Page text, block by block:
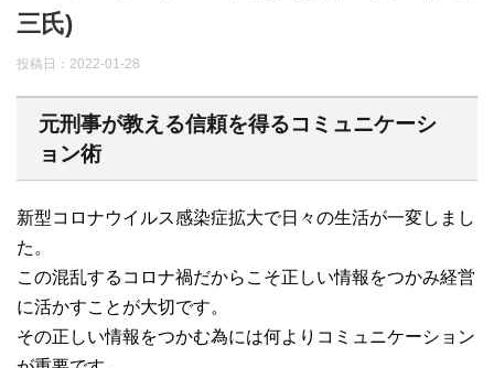
三氏)
投稿日： 2022-01-28
元刑事が教える信頼を得るコミュニケーシ
ョン術
新型コロナウイルス感染症拡大で日々の生活が一変しまし
た。
この混乱するコロナ禍だからこそ正しい情報をつかみ経営
に活かすことが大切です。
その正しい情報をつかむ為には何よりコミュニケーション